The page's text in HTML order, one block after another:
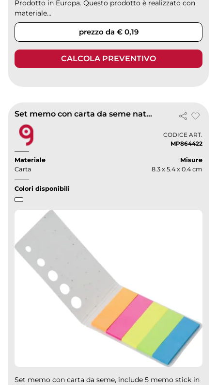
Prodotto in Europa. Questo prodotto è realizzato con
materiale...
prezzo da € 0,19
CALCOLA PREVENTIVO
Set memo con carta da seme natalja
CODICE ART.
MP864422
Materiale
Carta
Misure
8.3 x 5.4 x 0.4 cm
Colori disponibili
Set memo con carta da seme, include 5 memo stick in